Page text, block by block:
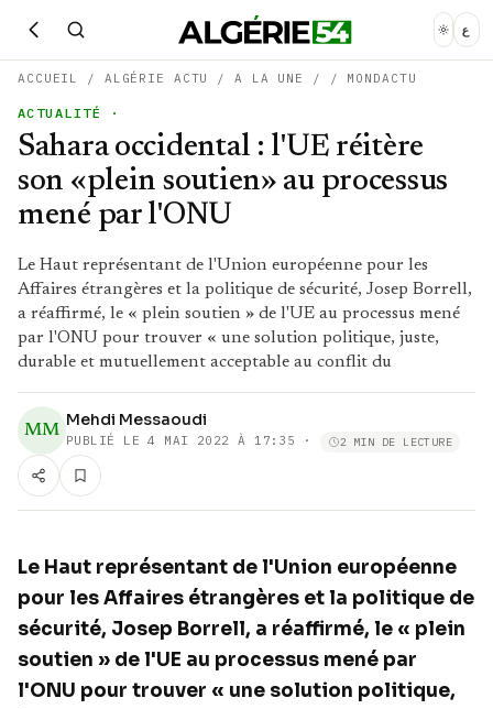
ع
ACCUEIL / ALGÉRIE ACTU /A LA UNE / / MONDACTU
ACTUALITÉ ·
Sahara occidental : l'UE réitère
son «plein soutien» au processus
mené par l'ONU
Le Haut représentant de l'Union européenne pour les
Affaires étrangères et la politique de sécurité, Josep Borrell,
a réaffirmé, le « plein soutien » de l'UE au processus mené
par l'ONU pour trouver « une solution politique, juste,
durable et mutuellement acceptable au conflit du
MM
Mehdi Messaoudi
PUBLIÉ LE4 MAI 2022 À 17:35 · 2 MIN DE LECTURE
Le Haut représentant de l'Union européenne
pour les Affaires étrangères et la politique de
sécurité, Josep Borrell, a réaffirmé, le « plein
soutien » de l'UE au processus mené par
l'ONU pour trouver « une solution politique,